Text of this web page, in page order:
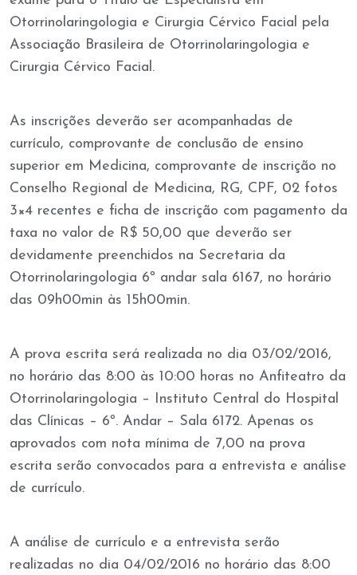
Otorrinolaringologia e Cirurgia Cérvico Facial pela
Associação Brasileira de Otorrinolaringologia e
Cirurgia Cérvico Facial.
As inscrições deverão ser acompanhadas de
currículo, comprovante de conclusão de ensino
superior em Medicina, comprovante de inscrição no
Conselho Regional de Medicina, RG, CPF, 02 fotos
3×4 recentes e ficha de inscrição com pagamento da
taxa no valor de R$ 50,00 que deverão ser
devidamente preenchidos na Secretaria da
Otorrinolaringologia 6º andar sala 6167, no horário
das 09h00min às 15h00min.
A prova escrita será realizada no dia 03/02/2016,
no horário das 8:00 às 10:00 horas no Anfiteatro da
Otorrinolaringologia – Instituto Central do Hospital
das Clínicas – 6º. Andar – Sala 6172. Apenas os
aprovados com nota mínima de 7,00 na prova
escrita serão convocados para a entrevista e análise
de currículo.
A análise de currículo e a entrevista serão
realizadas no dia 04/02/2016 no horário das 8:00